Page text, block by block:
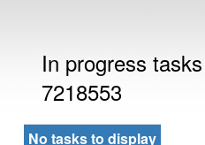
In progress
7218553
No tasks to display